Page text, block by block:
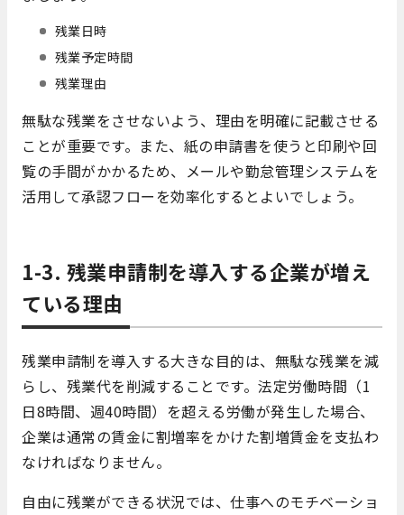
残業日時
残業予定時間
残業理由
無駄な残業をさせないよう、理由を明確に記載させる
ことが重要です。また、紙の申請書を使うと印刷や回
覧の手間がかかるため、メールや勤怠管理システムを
活用して承認フローを効率化するとよいでしょう。
1-3. 残業申請制を導入する企業が増え
ている理由
残業申請制を導入する大きな目的は、無駄な残業を減
らし、残業代を削減することです。法定労働時間（1
日8時間、週40時間）を超える労働が発生した場合、
企業は通常の賃金に割増率をかけた割増賃金を支払わ
なければなりません。
自由に残業ができる状況では、仕事へのモチベーショ